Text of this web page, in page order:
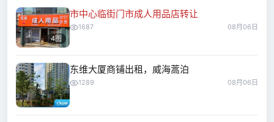
4图
市中心临街门市成人用品店转让
1687 08月06日
东维大厦商铺出租，威海蒿泊
1289 08月06日